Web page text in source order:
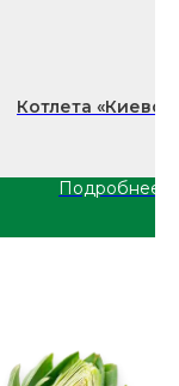
Котлета
Подробнее